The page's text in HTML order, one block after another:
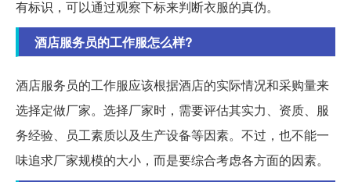
有标识，可以通过观察下标来判断衣服的真伪。
酒店服务员的工作服怎么样?
酒店服务员的工作服应该根据酒店的实际情况和采购量来
选择定做厂家。选择厂家时，需要评估其实力、资质、服
务经验、员工素质以及生产设备等因素。不过，也不能一
味追求厂家规模的大小，而是要综合考虑各方面的因素。